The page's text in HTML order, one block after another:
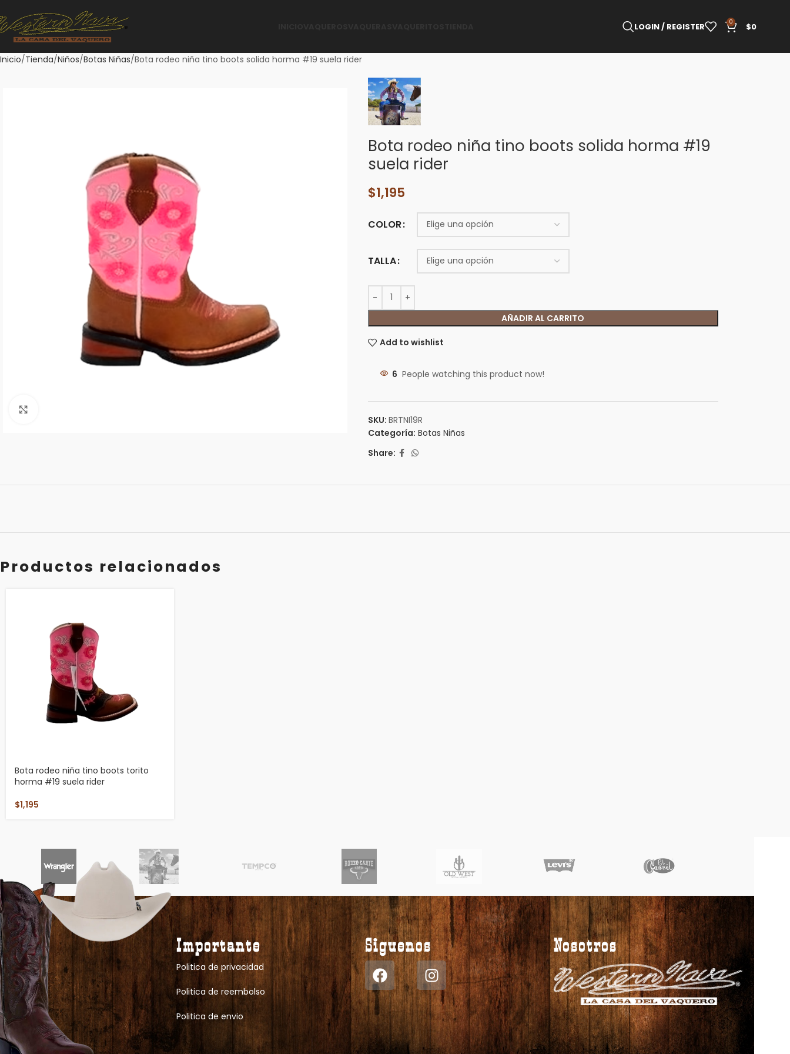
LOGIN / REGISTER 0 $0
Inicio Tienda Niños Botas Niñas Bota rodeo niña tino boots solida horma #19 suela rider
Bota rodeo niña tino boots solida horma #19
suela rider
$1,195
COLOR
TALLA
AÑADIR AL CARRITO
Add to wishlist
6 People watching this product now!
SKU: BRTNI19R
Categoría: Botas Niñas
Share:
Productos relacionados
Bota rodeo niña tino boots torito
horma #19 suela rider
$1,195
Importante
Politica de privacidad
Politica de reembolso
Politica de envio
Siguenos Nosotros